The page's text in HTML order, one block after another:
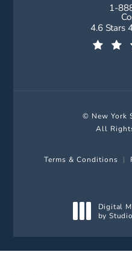
1-
New York
4.6 Stars
© New York
All
Terms & Conditions
Digital
by